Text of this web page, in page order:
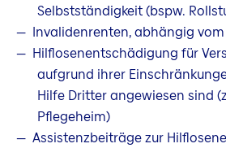
Selbstständigkeit (bspw.
Invalidenrenten, abhängig
Hilflosenentschädigung für
aufgrund ihrer
Hilfe Dritter angewiesen sind
Pflegeheim)
Assistenzbeiträge zur